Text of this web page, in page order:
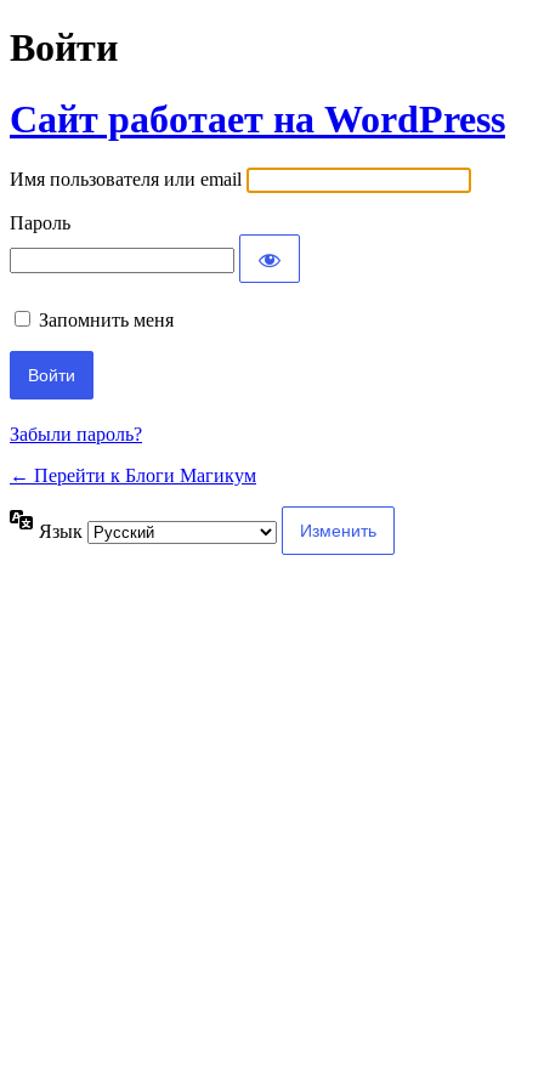
Войти
Сайт работает на WordPress
Имя пользователя или email
Пароль
Запомнить меня
Забыли пароль?
← Перейти к Блоги Магикум
Язык